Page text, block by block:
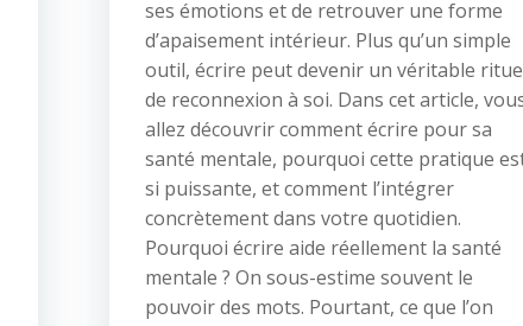
ses émotions et de retrouver une forme
d’apaisement intérieur. Plus qu’un simple
outil, écrire peut devenir un véritable
de reconnexion à soi. Dans cet article,
allez découvrir comment écrire pour sa
santé mentale, pourquoi cette pratique
si puissante, et comment l’intégrer
concrètement dans votre quotidien.
Pourquoi écrire aide réellement la santé
mentale ? On sous-estime souvent le
pouvoir des mots. Pourtant, ce que l’on